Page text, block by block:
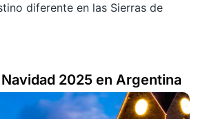
diferente en las Sierras de
2025 en Argentina